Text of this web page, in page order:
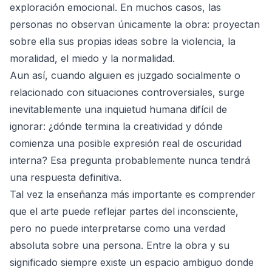
exploración emocional. En muchos casos, las
personas no observan únicamente la obra: proyectan
sobre ella sus propias ideas sobre la violencia, la
moralidad, el miedo y la normalidad.
Aun así, cuando alguien es juzgado socialmente o
relacionado con situaciones controversiales, surge
inevitablemente una inquietud humana difícil de
ignorar: ¿dónde termina la creatividad y dónde
comienza una posible expresión real de oscuridad
interna? Esa pregunta probablemente nunca tendrá
una respuesta definitiva.
Tal vez la enseñanza más importante es comprender
que el arte puede reflejar partes del inconsciente,
pero no puede interpretarse como una verdad
absoluta sobre una persona. Entre la obra y su
significado siempre existe un espacio ambiguo donde